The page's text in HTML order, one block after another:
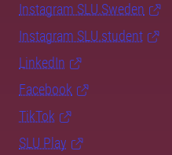
Instagram SLU.Sweden
Instagram SLU.student
LinkedIn
Facebook
TikTok
SLU Play